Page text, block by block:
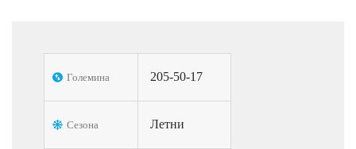
Големина 205-50-17
Сезона Летни